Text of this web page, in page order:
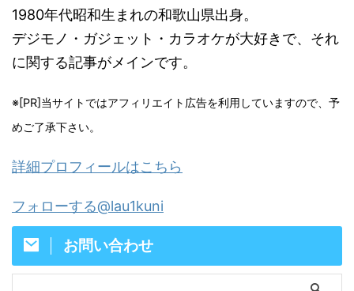
1980年代昭和生まれの和歌山県出身。
デジモノ・ガジェット・カラオケが大好きで、それ
に関する記事がメインです。
※[PR]当サイトではアフィリエイト広告を利用していますので、予
めご了承下さい。
詳細プロフィールはこちら
フォローする@lau1kuni
お問い合わせ